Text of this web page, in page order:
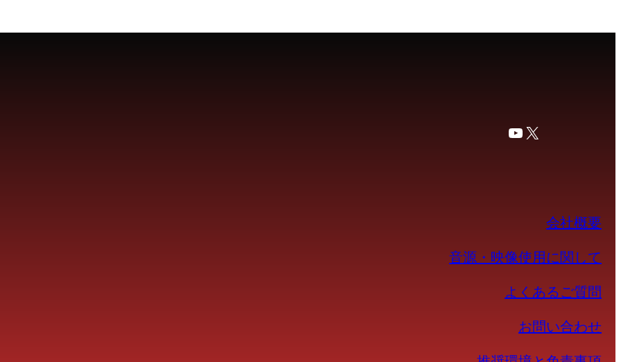
YouTube X
会社概要
音源・映像使用に関して
よくあるご質問
お問い合わせ